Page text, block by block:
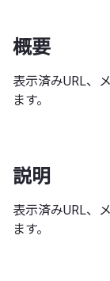
概要
表示済みURL、
ます。
説明
表示済みURL、
ます。